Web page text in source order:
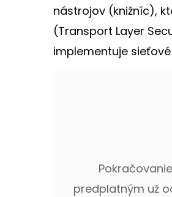
nástrojov (knižníc),
(Transport Layer
implementuje sieťové
predplatným už